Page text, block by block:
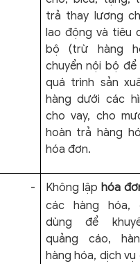
trả thay lương
lao động và tiêu
bộ (trừ hàng
chuyển nội bộ
quá trình sản
hàng dưới các
cho vay, cho
hoàn trả hàng
hóa đơn.
-
Không lập hóa
các hàng hóa,
dùng để
quảng cáo,
hàng hóa, dịch vụ